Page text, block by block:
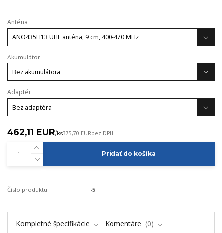
Anténa
Akumulátor
Adaptér
462,11 EUR/ks375,70 EURbez DPH
Pridať do košíka
Číslo produktu: -5
Kompletné špecifikácie Komentáre 0